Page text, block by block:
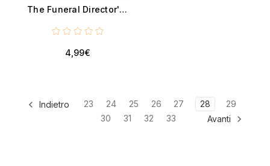
The Funeral Director's Wife
4,99€
Indietro 23 24 25 26 27 28
29
30
31 32 33 Avanti